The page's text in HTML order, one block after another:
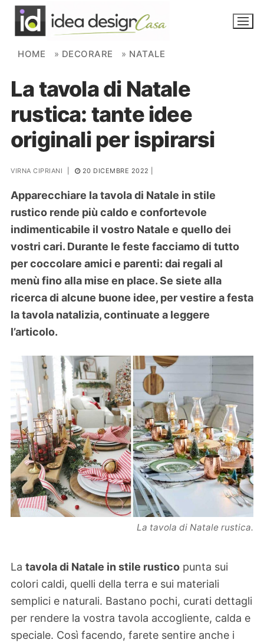
Skip to content
NOVITÀ
AMBIENTI
FAI DA TE
PIANTE
Ortaggio
Search for:
HOME » DECORARE » NATALE
La tavola di Natale
rustica: tante idee
originali per ispirarsi
VIRNA CIPRIANI 20 DICEMBRE 2022
Apparecchiare la tavola di Natale in stile
rustico rende più caldo e confortevole
indimenticabile il vostro Natale e quello dei
vostri cari. Durante le feste facciamo di tutto
per coccolare amici e parenti: dai regali al
menù fino alla mise en place. Se siete alla
ricerca di alcune buone idee, per vestire a festa
la tavola natalizia, continuate a leggere
l’articolo.
La tavola di Natale rustica.
La tavola di Natale in stile rustico punta sui
colori caldi, quelli della terra e sui materiali
semplici e naturali. Bastano pochi, curati dettagli
per rendere la vostra tavola accogliente, calda e
speciale. Così facendo, farete sentire anche i